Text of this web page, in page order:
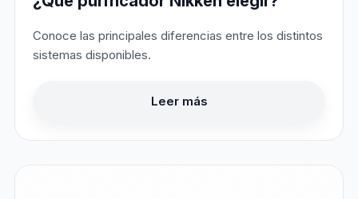
Conoce las principales diferencias entre los distintos
sistemas disponibles.
Leer más